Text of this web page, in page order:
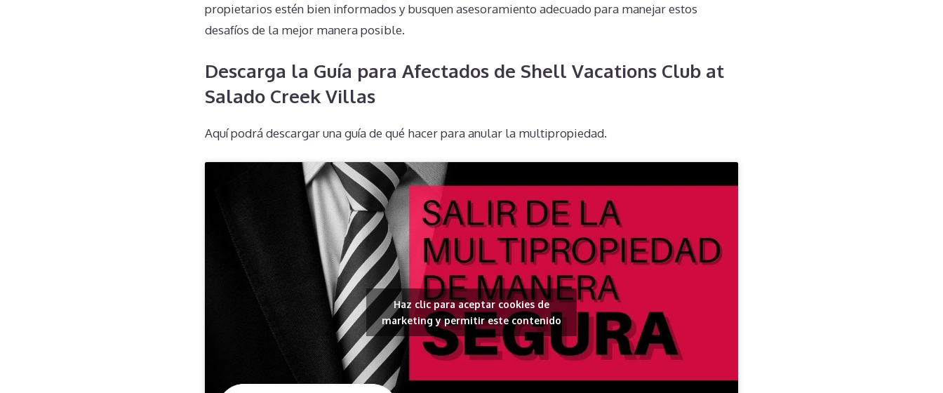
propietarios estén bien informados y busquen asesoramiento adecuado para manejar estos
desafíos de la mejor manera posible.
Descarga la Guía para Afectados de Shell Vacations Club at
Salado Creek Villas
Aquí podrá descargar una guía de qué hacer para anular la multipropiedad.
Haz clic para aceptar cookies de
marketing y permitir este contenido